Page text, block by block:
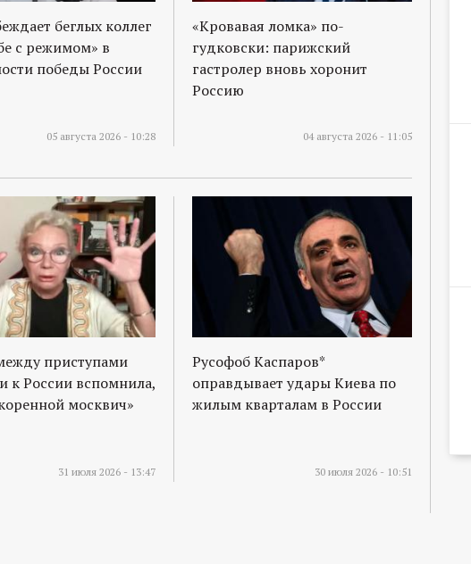
беглых коллег
с режимом» в
победы России
05 августа 2026 - 10:28
«Кровавая ломка» по-
гудковски: парижский
гастролер вновь хоронит
Россию
04 августа 2026 - 11:05
приступами
к России вспомнила,
москвич»
31 июля 2026 - 13:47
Русофоб Каспаров*
оправдывает удары Киева по
жилым кварталам в России
30 июля 2026 - 10:51